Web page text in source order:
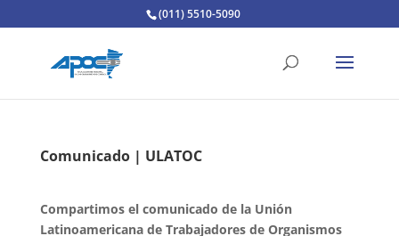
(011) 5510-5090
Comunicado | ULATOC
Compartimos el comunicado de la Unión
Latinoamericana de Trabajadores de Organismos